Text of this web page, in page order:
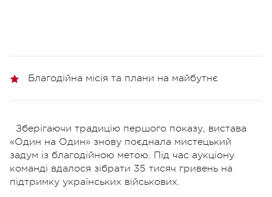
Благодійна місія та плани на майбутнє
Зберігаючи традицію першого показу, вистава
«Один на Один» знову поєднала мистецький
задум із благодійною метою. Під час аукціону
команді вдалося зібрати 35 тисяч гривень на
підтримку українських військових.